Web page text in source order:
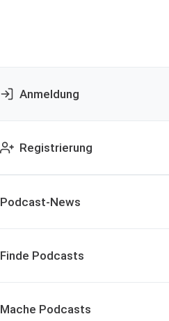
Anmeldung
Registrierung
Podcast-News
Finde Podcasts
Mache Podcasts